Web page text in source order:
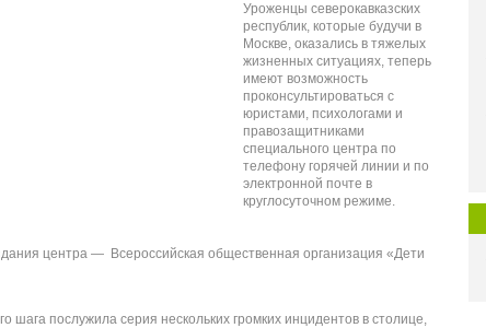
Уроженцы северокавказских
республик, которые будучи в
Москве, оказались в тяжелых
жизненных ситуациях, теперь
имеют возможность
проконсультироваться с
юристами, психологами и
правозащитниками
специального центра по
телефону горячей линии и по
электронной почте в
круглосуточном режиме.
центра — Всероссийская общественная организация «Дети
шага послужила серия нескольких громких инцидентов в столице,